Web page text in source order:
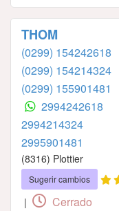
THOM
(0299) 154242618
(0299) 154214324
(0299) 155901481
2994242618
2994214324
2995901481
(8316) Plottier
Sugerir cambios
| Cerrado